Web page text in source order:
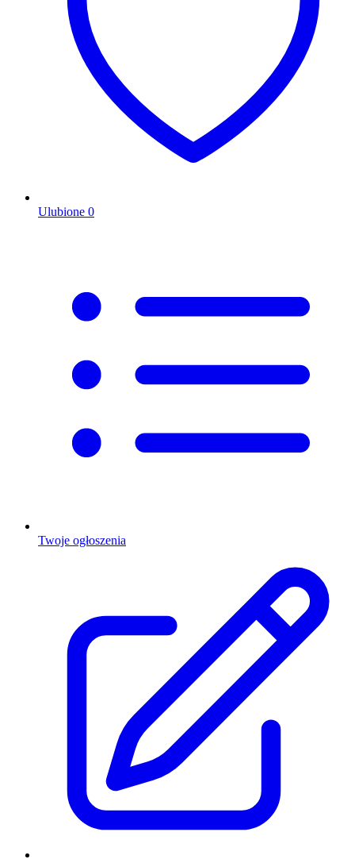
Ulubione 0
Twoje ogłoszenia